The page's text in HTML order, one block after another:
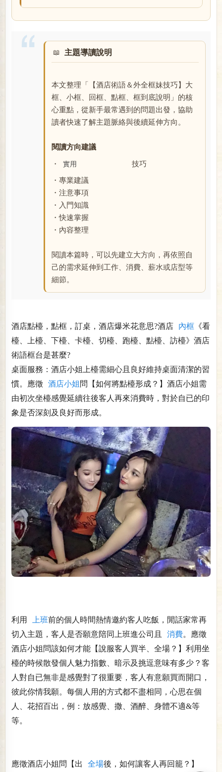
主題導讀說明
本文整理「【酒店術語＆外全框妹技巧】大
框、小框、回框、點框、框到底說明」的核
心重點，從新手最常遇到的問題出發，協助
讀者快速了解主題脈絡與後續延伸方向。
閱讀方向建議
・ 實用 技巧
・專業建議
・注意事項
・入門知識
・快速掌握
・內容整理
閱讀本篇時，可以先建立大方向，再依照自
己的需求延伸到工作、消費、薪水或店型等
細節。
酒店點檯，點框，訂桌，酒店爆米花意思?酒店 內框 《看
檯、上檯、下檯、卡檯、切檯、跑檯、點檯、訪檯》酒店
術語框台是甚麼?
桌面服務：酒店小姐上檯需細心且良好維持桌面清潔的習
慣。應徵 酒店小姐 問【如何將點檯形成？】酒店小姐需
由初次坐檯感覺延續往後客人再來消費時，對於自已的印
象是否深刻及良好而形成。
利用 上班前的個人時間熱情邀約客人吃飯，閒話家常再
切入主題，客人是否願意陪同上班進公司且
消費。應徵
酒店小姐問該如何才能【說服客人買半、全場？】利用坐
檯的時候散發個人魅力指數、暗示及挑逗意味有多少？客
人對自已無非是感覺對了很重要，客人有意願買而開口，
彼此你情我願。每個人用的方式都不盡相同，心思在個
人、花招百出，例：放感覺、撒、酒醉、身體不適&等
等。
應徵酒店小姐問【出 全場後，如何讓客人再回籠？】